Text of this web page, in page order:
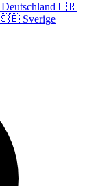
Deutschland🇫🇷
Sverige